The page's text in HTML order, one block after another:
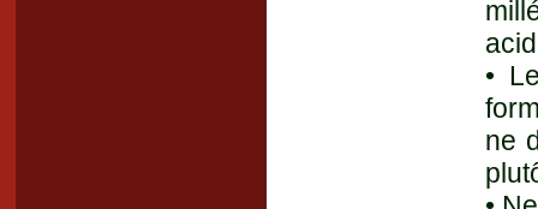
•
ne